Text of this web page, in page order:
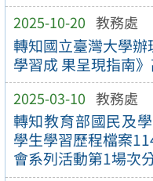
2025-10-20 教務處
轉知國立臺灣大學
學習成 果呈現指南
2025-03-10 教務處
轉知教育部國民及
學生學習歷程檔案
會系列活動第1場次